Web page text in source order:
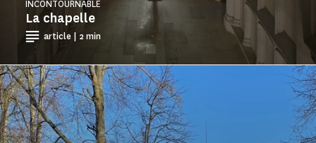
La chapelle
INCONTOURNABLE
article | 2 min